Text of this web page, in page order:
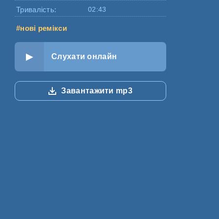
Тривалість: 02:43
#нові ремікси
Слухати онлайн
Завантажити mp3